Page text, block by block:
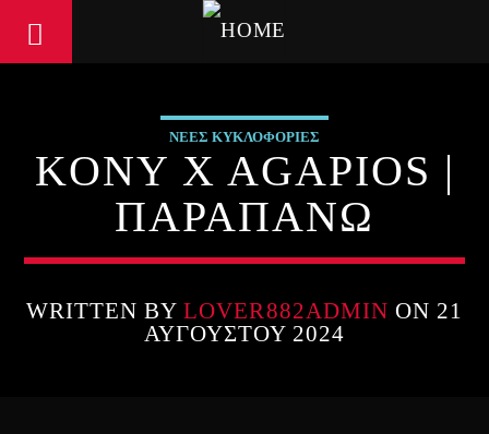
ΝΕΕΣ ΚΥΚΛΟΦΟΡΙΕΣ
KONY X AGAPIOS |
ΠΑΡΑΠΑΝΩ
WRITTEN BYLOVER882ADMIN ON 21
ΑΥΓΟΎΣΤΟΥ 2024